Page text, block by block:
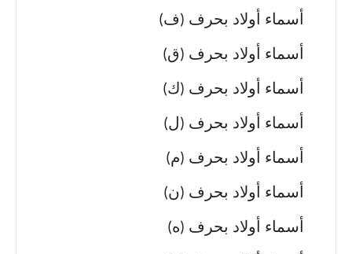
أسماء أولاد بحرف (ف)
أسماء أولاد بحرف (ق)
أسماء أولاد بحرف (ك)
أسماء أولاد بحرف (ل)
أسماء أولاد بحرف (م)
أسماء أولاد بحرف (ن)
أسماء أولاد بحرف (ه)